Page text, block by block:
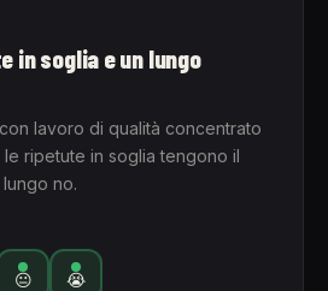
in soglia e un lungo
lavoro di qualità concentrato
ripetute in soglia tengono il
no.
😐 😭